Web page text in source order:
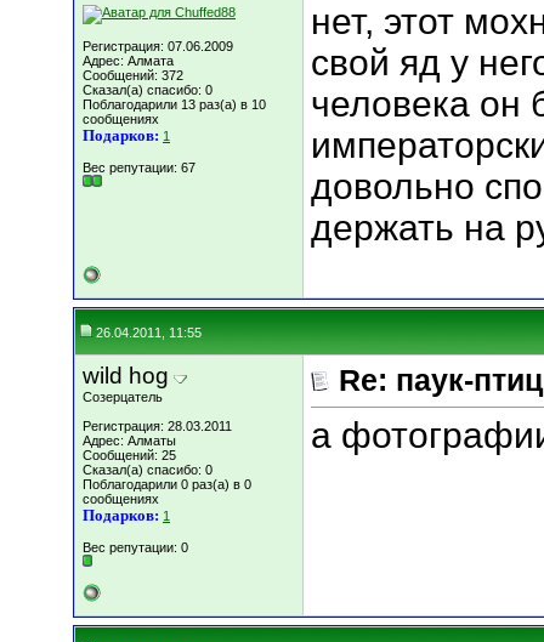
Регистрация: 07.06.2009
Адрес: Алмата
Сообщений: 372
Сказал(а) спасибо: 0
Поблагодарили 13 раз(а) в 10
сообщениях
Подарков: 1
Вес репутации: 67
нет, этот
свой яд у
человека он
довольно
держать на
26.04.2011, 11:55
wild hog
Созерцатель
Регистрация: 28.03.2011
Адрес: Алматы
Сообщений: 25
Сказал(а) спасибо: 0
Поблагодарили 0 раз(а) в 0
сообщениях
Подарков: 1
Вес репутации: 0
Re: паук-
а